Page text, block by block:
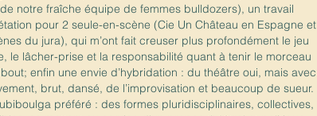
notre fraîche équipe de femmes bulldozers), un travail
pour 2 seule-en-scène (Cie Un Château en Espagne et
du jura), qui m’ont fait creuser plus profondément le jeu
le lâcher-prise et la responsabilité quant à tenir le morceau
bout; enfin une envie d’hybridation : du théâtre oui, mais avec
brut, dansé, de l’improvisation et beaucoup de sueur.
préféré : des formes pluridisciplinaires, collectives,